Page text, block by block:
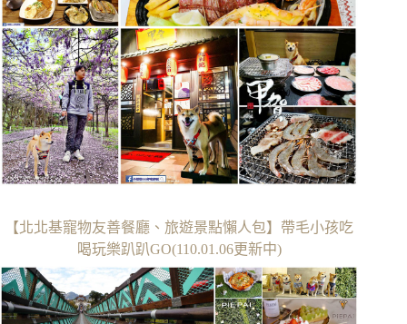
【北北基寵物友善餐廳、旅遊景點懶人包】帶毛小孩吃
喝玩樂趴趴GO(110.01.06更新中)